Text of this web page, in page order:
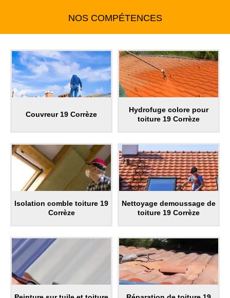
NOS COMPÉTENCES
Couvreur 19 Corrèze
Hydrofuge colore pour
toiture 19 Corrèze
Isolation comble toiture 19
Corrèze
Nettoyage demoussage de
toiture 19 Corrèze